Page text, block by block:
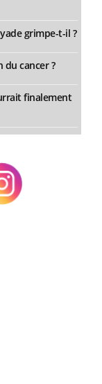
grimpe-t-il ?
cancer ?
finalement